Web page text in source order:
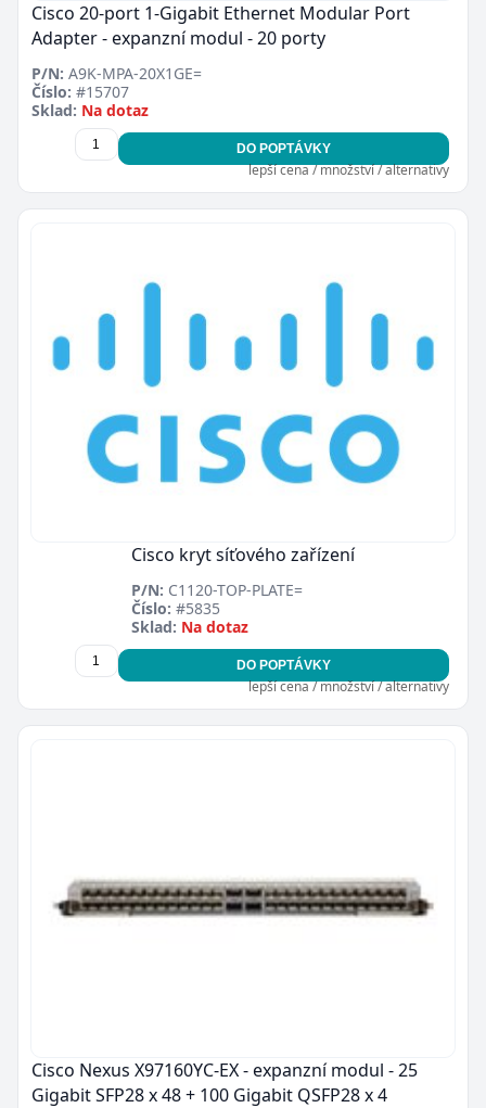
Cisco 20-port 1-Gigabit Ethernet Modular Port
Adapter - expanzní modul - 20 porty
P/N: A9K-MPA-20X1GE=
Číslo: #15707
Sklad: Na dotaz
DO POPTÁVKY
lepší cena / množství / alternativy
Cisco kryt síťového zařízení
P/N: C1120-TOP-PLATE=
Číslo: #5835
Sklad: Na dotaz
DO POPTÁVKY
lepší cena / množství / alternativy
Cisco Nexus X97160YC-EX - expanzní modul - 25
Gigabit SFP28 x 48 + 100 Gigabit QSFP28 x 4